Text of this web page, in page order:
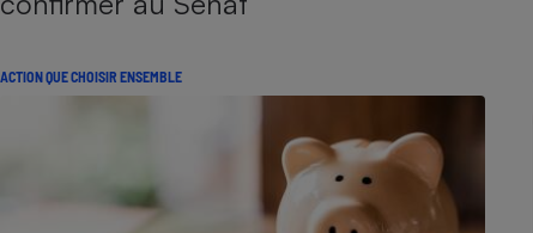
ACTION QUE CHOISIR ENSEMBLE